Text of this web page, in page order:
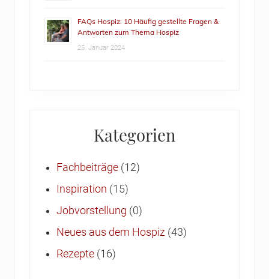
FAQs Hospiz: 10 Häufig gestellte Fragen &
Antworten zum Thema Hospiz
25. Januar 2024
Kategorien
Fachbeiträge (12)
Inspiration (15)
Jobvorstellung (0)
Neues aus dem Hospiz (43)
Rezepte (16)